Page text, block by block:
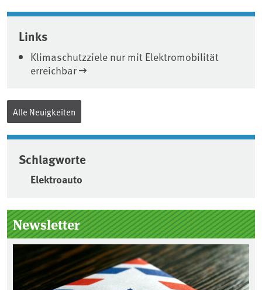
Associated content
Links
Klimaschutzziele nur mit Elektromobilität
erreichbar
Alle Neuigkeiten
Schlagworte
Elektroauto
Seitenleiste
Newsletter